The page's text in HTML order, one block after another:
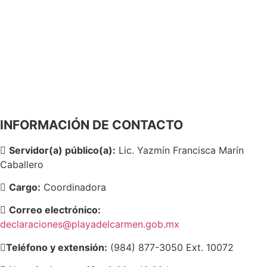
INFORMACIÓN DE CONTACTO
Servidor(a) público(a): Lic. Yazmín Francisca Marín
Caballero
Cargo: Coordinadora
Correo electrónico:
declaraciones@playadelcarmen.gob.mx
Teléfono y extensión: (984) 877-3050 Ext. 10072